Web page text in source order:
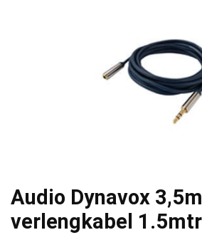
Audio Dynavox
verlengkabel 1.5mtr